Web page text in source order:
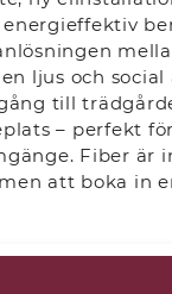
ljus och social
till
– perfekt
Fiber är
att boka in